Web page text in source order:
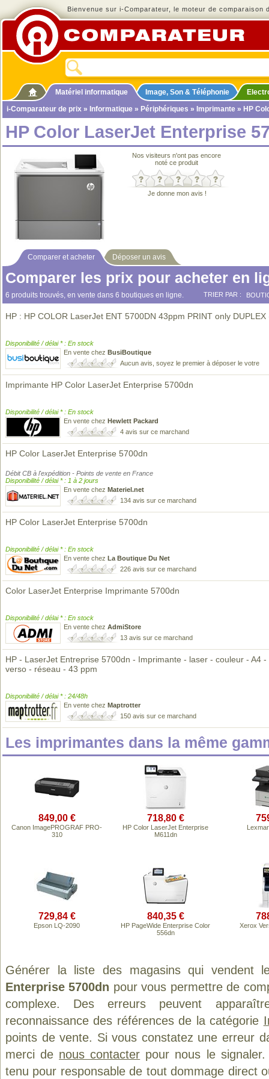
Bienvenue sur i-Comparateur, le moteur de comparaison
Matériel informatique Image, Son & Téléphonie
i-Comparateur de prix » Informatique » Périphériques » Imprimante » HP
HP Color LaserJet Enterprise
Nos visiteurs n'ont pas encore
noté ce produit
Je donne mon avis !
Comparer et acheter Déposer un avis
Comparer les prix pour acheter en
6 produits trouvés, en vente dans 6 boutiques en ligne. TRIER PAR :
HP : HP COLOR LaserJet ENT 5700DN 43ppm PRINT only DUPLEX
Disponibilité / délai * : En stock
En vente chez BusiBoutique
Aucun avis, soyez le premier à déposer le votre
Imprimante HP Color LaserJet Enterprise 5700dn
Disponibilité / délai * : En stock
En vente chez Hewlett Packard
4 avis sur ce marchand
HP Color LaserJet Enterprise 5700dn
Débit CB à l'expédition - Points de vente en France
Disponibilité / délai * : 1 à 2 jours
En vente chez Materiel.net
134 avis sur ce marchand
HP Color LaserJet Enterprise 5700dn
Disponibilité / délai * : En stock
En vente chez La Boutique Du Net
226 avis sur ce marchand
Color LaserJet Enterprise Imprimante 5700dn
Disponibilité / délai * : En stock
En vente chez AdmiStore
13 avis sur ce marchand
HP - LaserJet Entreprise 5700dn - Imprimante - laser - couleur - A4 -
verso - réseau - 43 ppm
Disponibilité / délai * : 24/48h
En vente chez Maptrotter
150 avis sur ce marchand
Les imprimantes dans la même
849,00 €
Canon ImagePROGRAF PRO-
310
718,80 €
HP Color LaserJet Enterprise
M611dn
729,84 €
Epson LQ-2090
840,35 €
HP PageWide Enterprise Color
556dn
Xerox
Générer la liste des magasins qui vendent
Enterprise 5700dn pour vous permettre de
complexe. Des erreurs peuvent
reconnaissance des références de la catégorie
points de vente. Si vous constatez une erreur
merci de nous contacter pour nous le
tenu pour responsable de tout dommage direct